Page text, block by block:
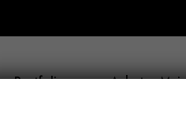
Portfolio Acheter